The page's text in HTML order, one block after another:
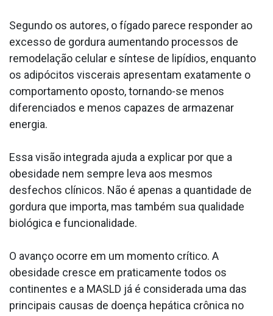
Segundo os autores, o fígado parece responder ao
excesso de gordura aumentando processos de
remodelação celular e síntese de lipídios, enquanto
os adipócitos viscerais apresentam exatamente o
comportamento oposto, tornando-se menos
diferenciados e menos capazes de armazenar
energia.
Essa visão integrada ajuda a explicar por que a
obesidade nem sempre leva aos mesmos
desfechos clínicos. Não é apenas a quantidade de
gordura que importa, mas também sua qualidade
biológica e funcionalidade.
O avanço ocorre em um momento crítico. A
obesidade cresce em praticamente todos os
continentes e a MASLD já é considerada uma das
principais causas de doença hepática crônica no